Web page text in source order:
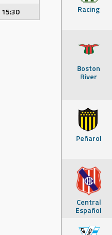
15:30 Racing
Boston
River
Peñarol
Central
Español